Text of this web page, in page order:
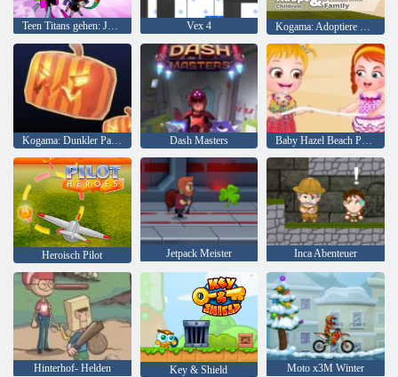
Teen Titans gehen: Jump Joss Vex 4 Kogama: Adoptiere Kinder und bilde deine Familie
Kogama: Dunkler Parkour Dash Masters Baby Hazel Beach Party
Heroisch Pilot Jetpack Meister Inca Abenteuer
Hinterhof- Helden Key & Shield Moto x3M Winter